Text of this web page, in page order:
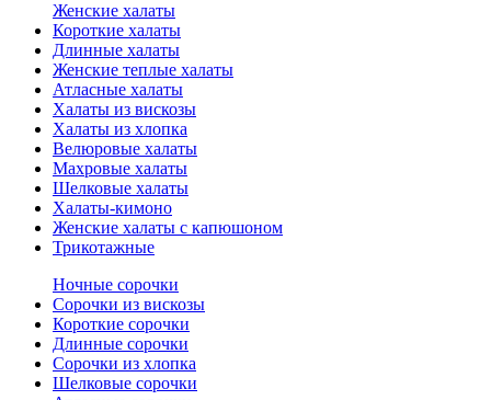
Женские халаты
Короткие халаты
Длинные халаты
Женские теплые халаты
Атласные халаты
Халаты из вискозы
Халаты из хлопка
Велюровые халаты
Махровые халаты
Шелковые халаты
Халаты-кимоно
Женские халаты с капюшоном
Трикотажные
Ночные сорочки
Сорочки из вискозы
Короткие сорочки
Длинные сорочки
Сорочки из хлопка
Шелковые сорочки